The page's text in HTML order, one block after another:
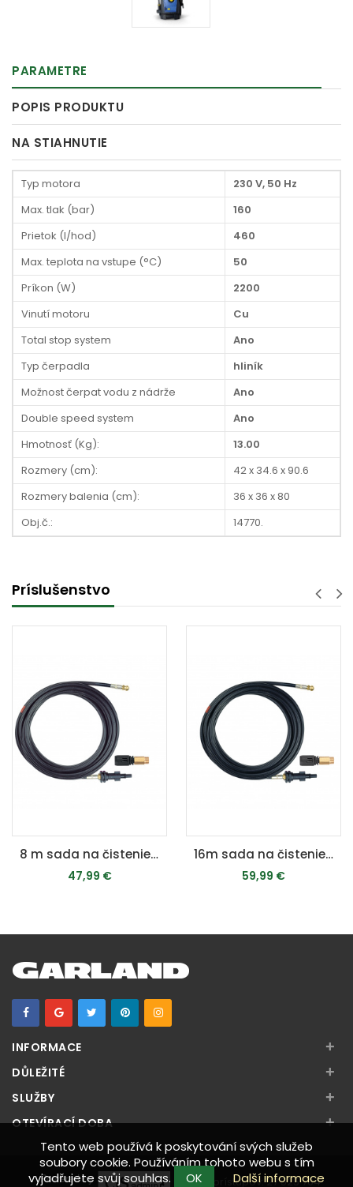
PARAMETRE
POPIS PRODUKTU
NA STIAHNUTIE
Typ motora
230 V, 50 Hz
Max. tlak (bar)
160
Prietok (l/hod)
460
Max. teplota na vstupe (°C)
50
Príkon (W)
2200
Vinutí motoru
Cu
Total stop system
Ano
Typ čerpadla
hliník
Možnost čerpat vodu z nádrže
Ano
Double speed system
Ano
Hmotnosť (Kg):
13.00
Rozmery (cm):
42 x 34.6 x 90.6
Rozmery balenia (cm):
36 x 36 x 80
Obj.č.:
14770.
Príslušenstvo
8 m sada na čistenie odpadu a potrubia - pre tlakové umývačky bez ohrevu
47,99 €
16m sada na čistenie potrubia a odpadov - pre MPX 16E/19EH/19EHDS/22EH/22EHDS/22EHX/25EHDSP/25DTS/27DTS/30EHB/160C/160CK
59,99 €
INFORMACE +
DŮLEŽITÉ +
SLUŽBY +
OTEVÍRACÍ DOBA +
Počet prístupov:27 525 764
Tento web používá k poskytování svých služeb
soubory cookie. Používáním tohoto webu s tím
vyjadřujete svůj souhlas.
OK Další informace